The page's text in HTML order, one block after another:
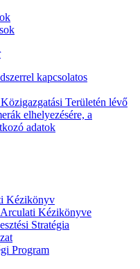
kapcsolatos
Területén lévő
elhelyezésére, a
adatok
Kézikönyv
Arculati Kézikönyve
Stratégia
Program